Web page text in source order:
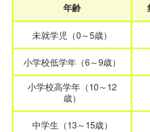
年齢
未就学児（0～5歳）
小学校低学年（6～9歳）
小学校高学年（10～12
歳）
中学生（13～15歳）